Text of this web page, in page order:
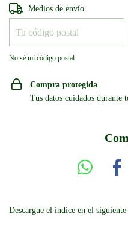
Entregas para el CP:
Medios de envío
No sé mi código postal
Compra protegida
Tus datos cuidados durante
Descargue el índice en el